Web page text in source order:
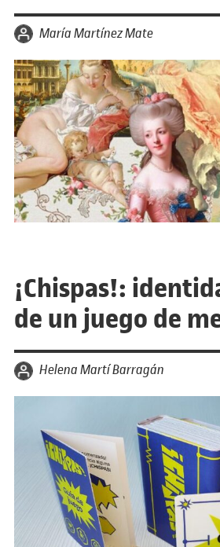
por María Martínez Mate
¡Chispas!:
de un juego de
por Helena Martí Barragán